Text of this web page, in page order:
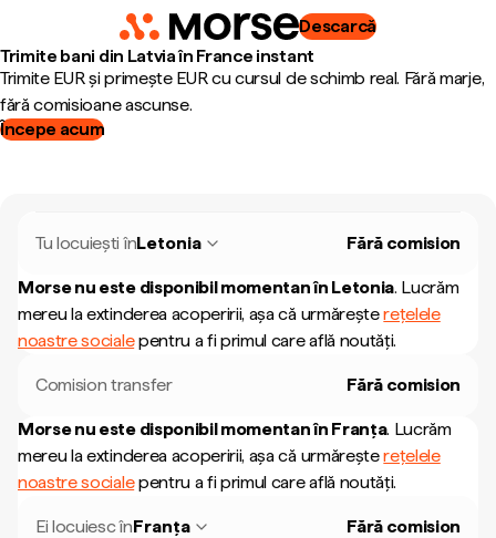
Descarcă
Trimite bani din Latvia în France instant
Trimite EUR și primește EUR cu cursul de schimb real. Fără marje,
fără comisioane ascunse.
Începe acum
Tu locuiești înLetonia Fără comision
Morse nu este disponibil momentan în Letonia. Lucrăm
mereu la extinderea acoperirii, așa că urmăreșterețelele
noastre socialepentru a fi primul care află noutăți.
Comision transfer Fără comision
Morse nu este disponibil momentan în Franța. Lucrăm
mereu la extinderea acoperirii, așa că urmăreșterețelele
noastre socialepentru a fi primul care află noutăți.
Ei locuiesc înFranța Fără comision